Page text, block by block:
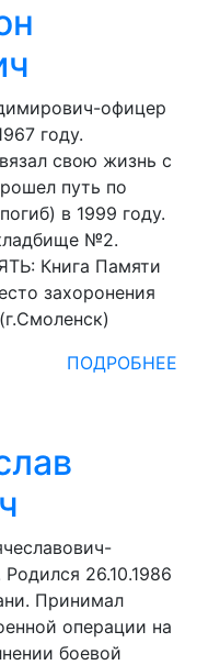
офицер
году.
свою жизнь с
путь по
в 1999 году.
№2.
Книга Памяти
захоронения
ПОДРОБНЕЕ
26.10.1986
Принимал
операции на
боевой